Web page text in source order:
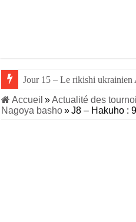
Jour 15 – Le rikishi ukrainien
Jour 14 – Aonishiki triomphe
Accueil »Actualité des
Nagoya basho»J8 – Hakuho :